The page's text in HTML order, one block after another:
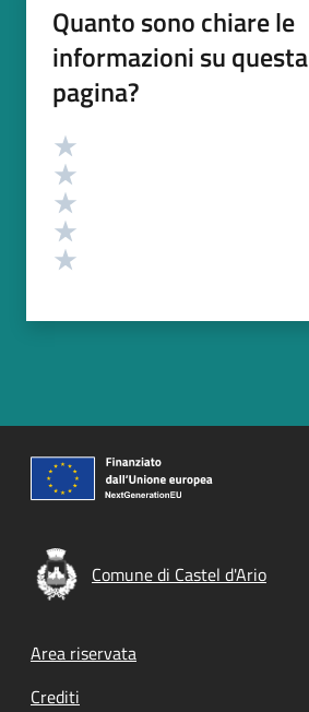
Quanto sono chiare le
informazioni su questa
pagina?
Valutazione
Comune di Castel d'Ario
Footer menu
Area riservata
Crediti